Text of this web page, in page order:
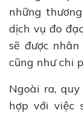
những
dịch vụ đo
sẽ được
cũng như chi
Ngoài ra,
hợp với việc